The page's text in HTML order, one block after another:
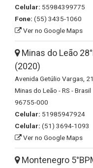
Celular: 55984399775
Fone: (55) 3435-1060
Ver no Google Maps
Minas do Leão
(2020)
Avenida Getúlio Vargas,
Minas do Leão - RS - Brasil
96755-000
Celular: 51985947924
Celular: (51) 3694-1093
Ver no Google Maps
Montenegro